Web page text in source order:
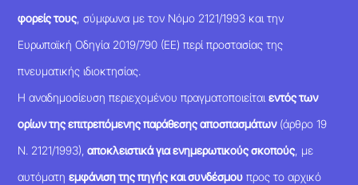
φορείς τους , σύμφωνα με τον Νόμο 2121/1993 και την
Ευρωπαϊκή Οδηγία 2019/790 (ΕΕ) περί προστασίας της
πνευματικής ιδιοκτησίας.
Η αναδημοσίευση περιεχομένου πραγματοποιείταιεντός των
ορίων της επιτρεπόμενης παράθεσης αποσπασμάτων(άρθρο 19
Ν. 2121/1993), αποκλειστικά για ενημερωτικούς σκοπούς , με
αυτόματηεμφάνιση της πηγής και συνδέσμου προς το αρχικό